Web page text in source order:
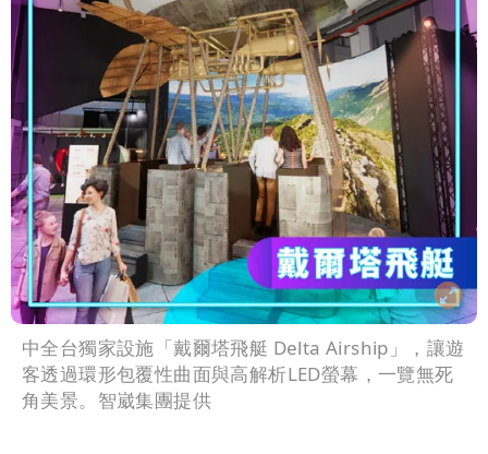
中全台獨家設施「戴爾塔飛艇 Delta Airship」，讓遊
客透過環形包覆性曲面與高解析LED螢幕，一覽無死
角美景。智崴集團提供